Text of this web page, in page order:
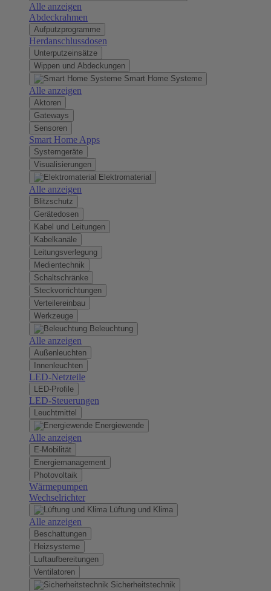
Alle anzeigen
Abdeckrahmen
Aufputzprogramme
Herdanschlussdosen
Unterputzeinsätze
Wippen und Abdeckungen
Smart Home Systeme
Alle anzeigen
Aktoren
Gateways
Sensoren
Smart Home Apps
Systemgeräte
Visualisierungen
Elektromaterial
Alle anzeigen
Blitzschutz
Gerätedosen
Kabel und Leitungen
Kabelkanäle
Leitungsverlegung
Medientechnik
Schaltschränke
Steckvorrichtungen
Verteilereinbau
Werkzeuge
Beleuchtung
Alle anzeigen
Außenleuchten
Innenleuchten
LED-Netzteile
LED-Profile
LED-Steuerungen
Leuchtmittel
Energiewende
Alle anzeigen
E-Mobilität
Energiemanagement
Photovoltaik
Wärmepumpen
Wechselrichter
Lüftung und Klima
Alle anzeigen
Beschattungen
Heizsysteme
Luftaufbereitungen
Ventilatoren
Sicherheitstechnik